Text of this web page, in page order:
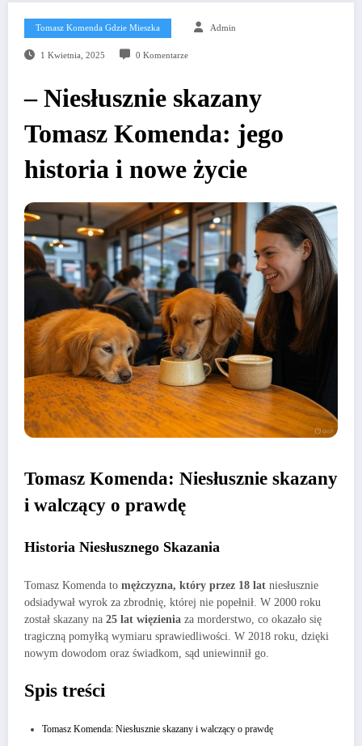
Tomasz Komenda Gdzie Mieszka Admin
1 Kwietnia, 2025 0 Komentarze
– Niesłusznie skazany
Tomasz Komenda: jego
historia i nowe życie
Tomasz Komenda: Niesłusznie skazany
i walczący o prawdę
Historia Niesłusznego Skazania
Tomasz Komenda to mężczyzna, który przez 18 lat niesłusznie
odsiadywał wyrok za zbrodnię, której nie popełnił. W 2000 roku
został skazany na 25 lat więzienia za morderstwo, co okazało się
tragiczną pomyłką wymiaru sprawiedliwości. W 2018 roku, dzięki
nowym dowodom oraz świadkom, sąd uniewinnił go.
Spis treści
Tomasz Komenda: Niesłusznie skazany i walczący o prawdę